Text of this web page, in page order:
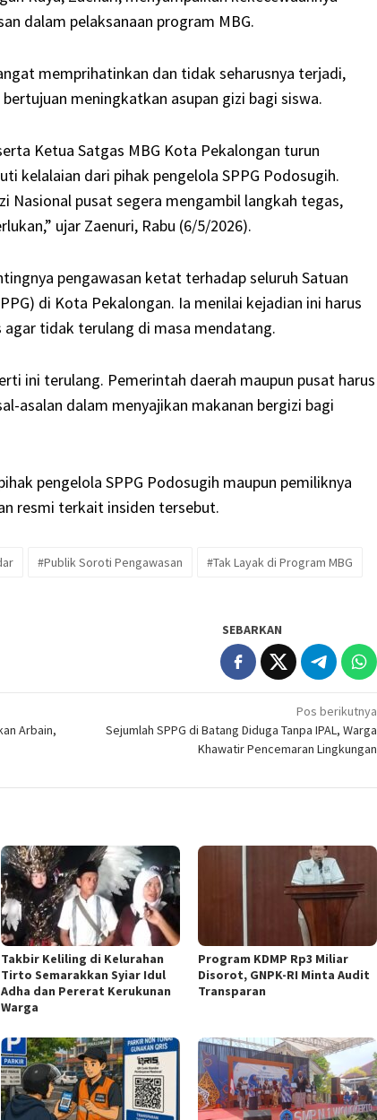
dalam pelaksanaan program MBG.
memprihatinkan dan tidak seharusnya terjadi,
meningkatkan asupan gizi bagi siswa.
Ketua Satgas MBG Kota Pekalongan turun
kelalaian dari pihak pengelola SPPG Podosugih.
Nasional pusat segera mengambil langkah tegas,
ujar Zaenuri, Rabu (6/5/2026).
pengawasan ketat terhadap seluruh Satuan
di Kota Pekalongan. Ia menilai kejadian ini harus
agar tidak terulang di masa mendatang.
ini terulang. Pemerintah daerah maupun pusat harus
asalan dalam menyajikan makanan bergizi bagi
pengelola SPPG Podosugih maupun pemiliknya
resmi terkait insiden tersebut.
#Publik Soroti Pengawasan
#Tak Layak di Program MBG
SEBARKAN
Arbain,
Pos berikutnya
Sejumlah SPPG di Batang Diduga Tanpa IPAL, Warga
Khawatir Pencemaran Lingkungan
Takbir Keliling di Kelurahan
Tirto Semarakkan Syiar Idul
Adha dan Pererat Kerukunan
Warga
Program KDMP Rp3 Miliar
Disorot, GNPK-RI Minta Audit
Transparan